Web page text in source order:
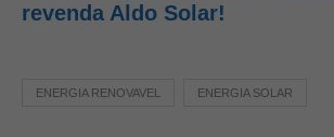
revenda Aldo Solar!
ENERGIA RENOVAVEL ENERGIA SOLAR